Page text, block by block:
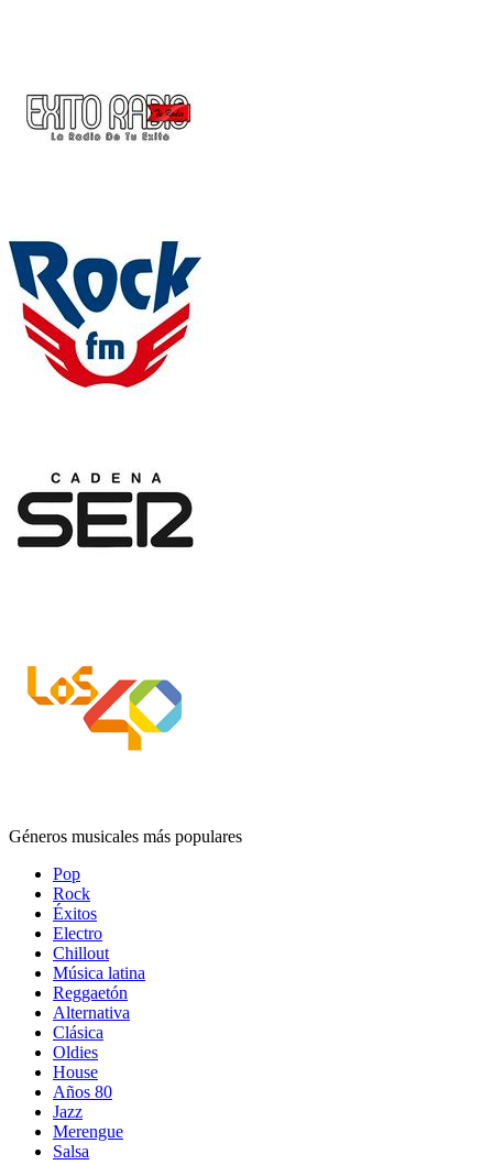
Géneros musicales más populares
Pop
Rock
Éxitos
Electro
Chillout
Música latina
Reggaetón
Alternativa
Clásica
Oldies
House
Años 80
Jazz
Merengue
Salsa